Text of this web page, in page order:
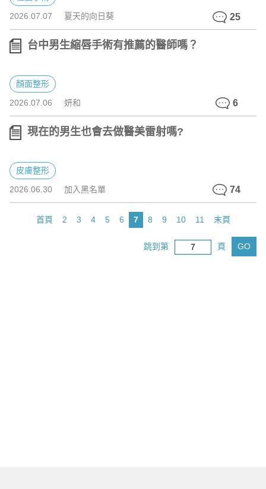
2026.07.07
夏天的向日葵 25
台中男生縮唇手術有推薦的醫師嗎？
顏面整形
2026.07.06
妍和 6
現在的男生也會去做醫美雷射嗎?
皮膚整形
2026.06.30
加入黑名單 74
首頁 2 3 4 5 6 7 8 9 10 11 末頁
跳到第 頁 GO